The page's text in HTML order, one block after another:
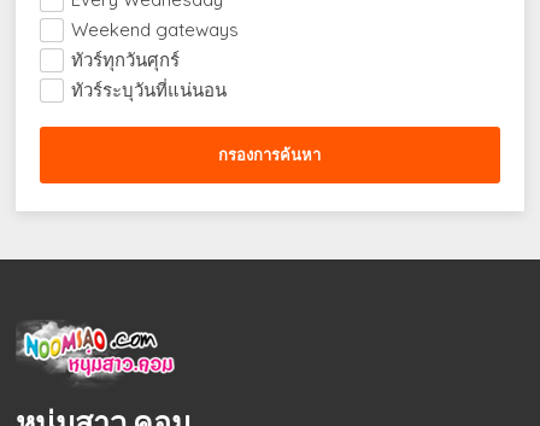
Weekend gateways
ทัวร์ทุกวันศุกร์
ทัวร์ระบุวันที่แน่นอน